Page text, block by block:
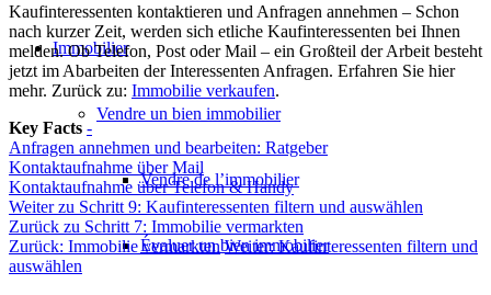
Immobilier
Vendre un bien immobilier
Vendre de l’immobilier
Évaluer un bien immobilier
Kaufinteressenten kontaktieren und Anfragen annehmen – Schon
nach kurzer Zeit, werden sich etliche Kaufinteressenten bei Ihnen
melden. Ob Telefon, Post oder Mail – ein Großteil der Arbeit besteht
jetzt im Abarbeiten der Interessenten Anfragen. Erfahren Sie hier
mehr. Zurück zu: Immobilie verkaufen.
Key Facts -
Anfragen annehmen und bearbeiten: Ratgeber
Kontaktaufnahme über Mail
Kontaktaufnahme über Telefon & Handy
Weiter zu Schritt 9: Kaufinteressenten filtern und auswählen
Zurück zu Schritt 7: Immobilie vermarkten
Zurück: Immobilie vermarkten Weiter: Kaufinteressenten filtern und
auswählen